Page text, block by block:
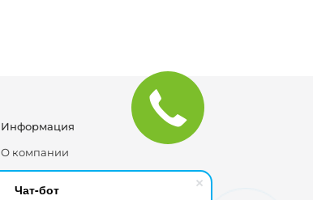
Чат-бот
Информация
О компании
Блог